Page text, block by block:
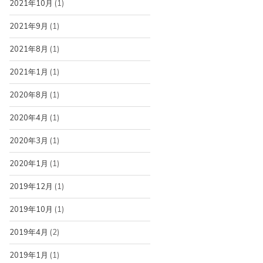
2021年10月 (1)
2021年9月 (1)
2021年8月 (1)
2021年1月 (1)
2020年8月 (1)
2020年4月 (1)
2020年3月 (1)
2020年1月 (1)
2019年12月 (1)
2019年10月 (1)
2019年4月 (2)
2019年1月 (1)